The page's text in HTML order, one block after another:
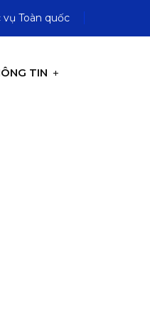
vụ Toàn quốc
TIN